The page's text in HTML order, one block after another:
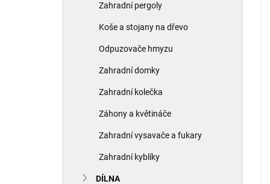
Zahradní pergoly
Koše a stojany na dřevo
Odpuzovače hmyzu
Zahradní domky
Zahradní kolečka
Záhony a květináče
Zahradní vysavače a fukary
Zahradní kyblíky
DÍLNA